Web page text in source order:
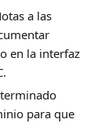
a las
en la interfaz
para que